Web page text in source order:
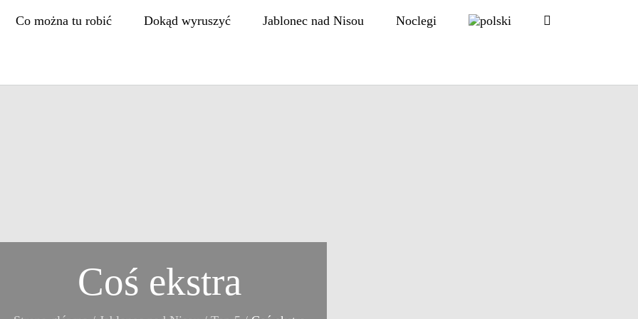
Co można tu robić Dokąd wyruszyć Jablonec nad Nisou Noclegi
Coś ekstra